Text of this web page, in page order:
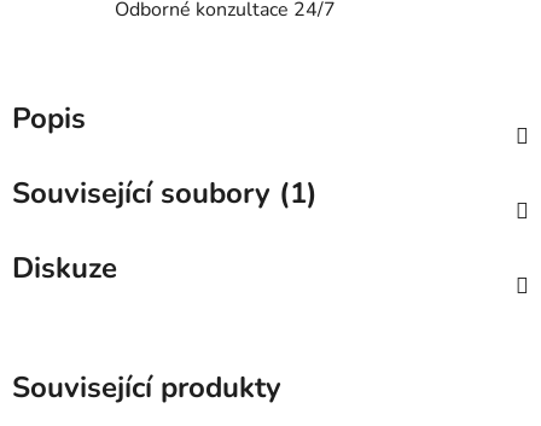
Odborné konzultace 24/7
Popis
Související soubory (1)
Diskuze
Související produkty